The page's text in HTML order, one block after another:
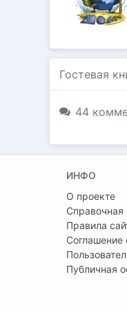
Гостевая
44
ИНФО
О проекте
Правила
Соглашение
Публичная